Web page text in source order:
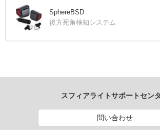
SphereBSD
後方死角検知システム
スフィアライトサポートセン
問い合わせ